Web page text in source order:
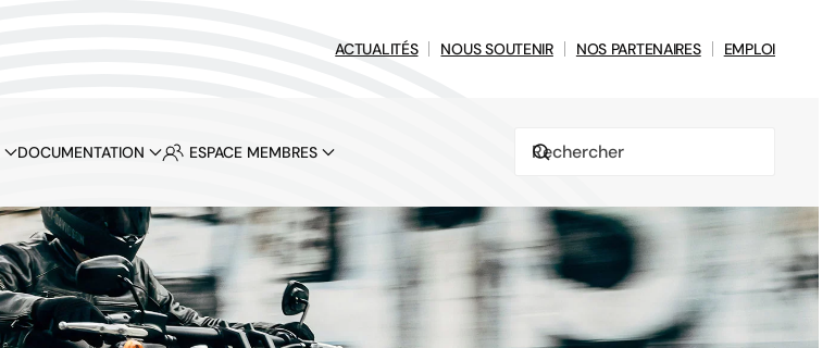
ACTUALITÉS NOUS SOUTENIR NOS PARTENAIRES EMPLOI
DOCUMENTATION ESPACE MEMBRES